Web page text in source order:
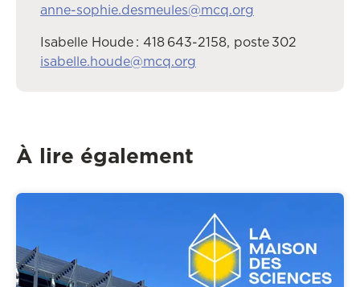
anne-sophie.desmeules@mcq.org
Isabelle Houde : 418 643-2158, poste 302
isabelle.houde@mcq.org
À lire également